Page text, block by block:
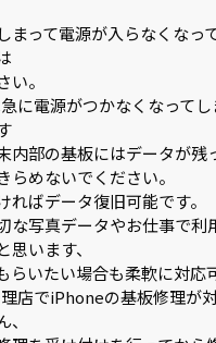
まって電源が入らなくなっ
い。
に電源がつかなくなって
内部の基板にはデータが残
らめないでください。
ればデータ復旧可能です。
な写真データやお仕事で利
います、
らいたい場合も柔軟に対応
店でiPhoneの基板修理が